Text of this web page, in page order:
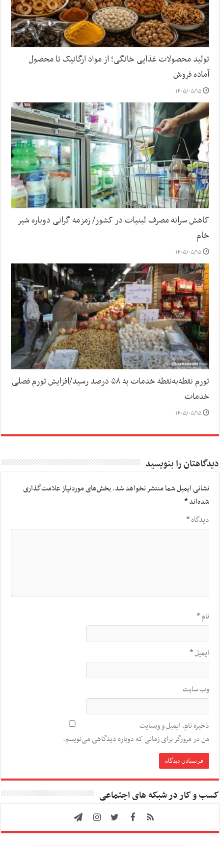
تولید محصولات غذایی خانگی؛ از مواد ارگانیک تا محصول
آماده فروش
۱۴۰۵/۰۵/۱۵
کاهش سرانه مصرف لبنیات در کشور/ زمزمه گرانی دوباره شیر
خام
۱۴۰۵/۰۵/۱۵
تورم نقطه‌به‌نقطه خدمات به ۵۸ درصد رسید/افزایش تورم فصلی
خدمات
۱۴۰۵/۰۵/۱۵
دیدگاهتان را بنویسید
نشانی ایمیل شما منتشر نخواهد شد.بخش‌های موردنیاز علامت‌گذاری
شده‌اند*
دیدگاه*
نام*
ایمیل*
وب‌ سایت
ذخیره نام، ایمیل و وبسایت
من در مرورگر برای زمانی که دوباره دیدگاهی می‌نویسم.
کسب و کار در شبکه های اجتماعی